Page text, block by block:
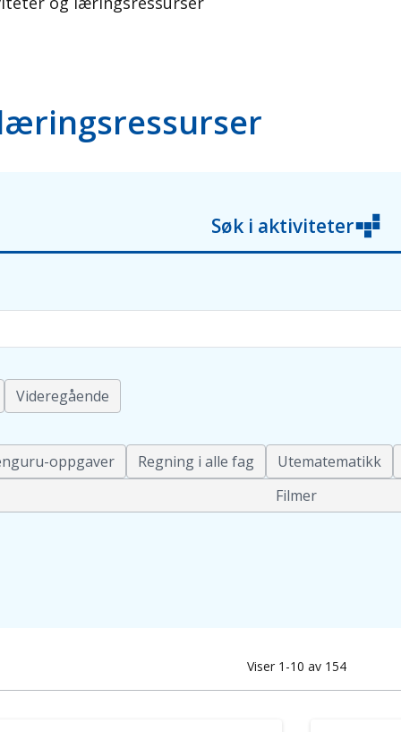
Søk i aktiviteter
Videregående
oppgaver Regning i alle fag Utematematikk
Filmer
Viser 1-10 av 154